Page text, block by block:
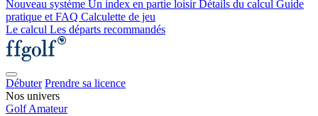
Nouveau système Un index en partie loisirDétails du calcul Guide
pratique et FAQ Calculette de jeu
Le calcul Les départs recommandés
Débuter Prendre sa licence
Nos univers
Golf Amateur